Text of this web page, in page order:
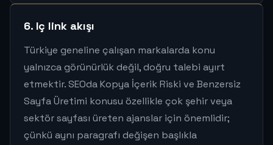
6. Iç link akışı
Türkiye geneline çalışan markalarda konu
yalnızca görünürlük değil, doğru talebi ayırt
etmektir. SEOda Kopya İçerik Riski ve Benzersiz
Sayfa Üretimi konusu özellikle çok şehir veya
sektör sayfası üreten ajanslar için önemlidir;
çünkü aynı paragrafı değişen başlıkla